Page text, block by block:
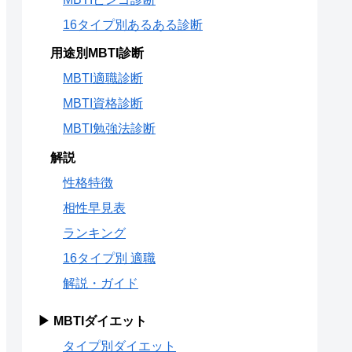
16タイプ別あるある診断
用途別MBTI診断
MBTI適職診断
MBTI資格診断
MBTI勉強法診断
解説
性格特徴
相性早見表
ランキング
16タイプ別 適職
解説・ガイド
▶ MBTIダイエット
タイプ別ダイエット